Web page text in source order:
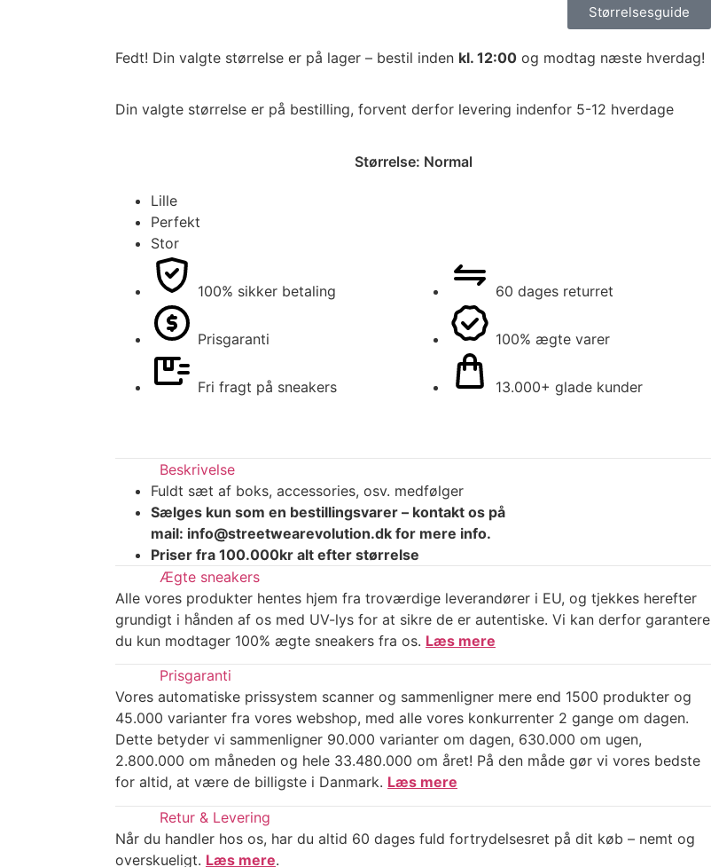
Størrelsesguide
Fedt! Din valgte størrelse er på lager – bestil inden kl. 12:00 og modtag næste hverdag!
Din valgte størrelse er på bestilling, forvent derfor levering indenfor 5-12 hverdage
Størrelse: Normal
Lille
Perfekt
Stor
100% sikker betaling
Prisgaranti
Fri fragt på sneakers
60 dages returret
100% ægte varer
13.000+ glade kunder
Beskrivelse
Fuldt sæt af boks, accessories, osv. medfølger
Sælges kun som en bestillingsvarer – kontakt os på
mail: info@streetwearevolution.dk for mere info.
Priser fra 100.000kr alt efter størrelse
Ægte sneakers
Alle vores produkter hentes hjem fra troværdige leverandører i EU, og tjekkes herefter
grundigt i hånden af os med UV-lys for at sikre de er autentiske. Vi kan derfor garantere
du kun modtager 100% ægte sneakers fra os. Læs mere
Prisgaranti
Vores automatiske prissystem scanner og sammenligner mere end 1500 produkter og
45.000 varianter fra vores webshop, med alle vores konkurrenter 2 gange om dagen.
Dette betyder vi sammenligner 90.000 varianter om dagen, 630.000 om ugen,
2.800.000 om måneden og hele 33.480.000 om året! På den måde gør vi vores bedste
for altid, at være de billigste i Danmark. Læs mere
Retur & Levering
Når du handler hos os, har du altid 60 dages fuld fortrydelsesret på dit køb – nemt og
overskueligt. Læs mere.